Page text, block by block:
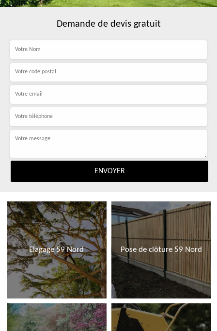
Demande de devis gratuit
Elagage 59 Nord Pose de clôture 59 Nord